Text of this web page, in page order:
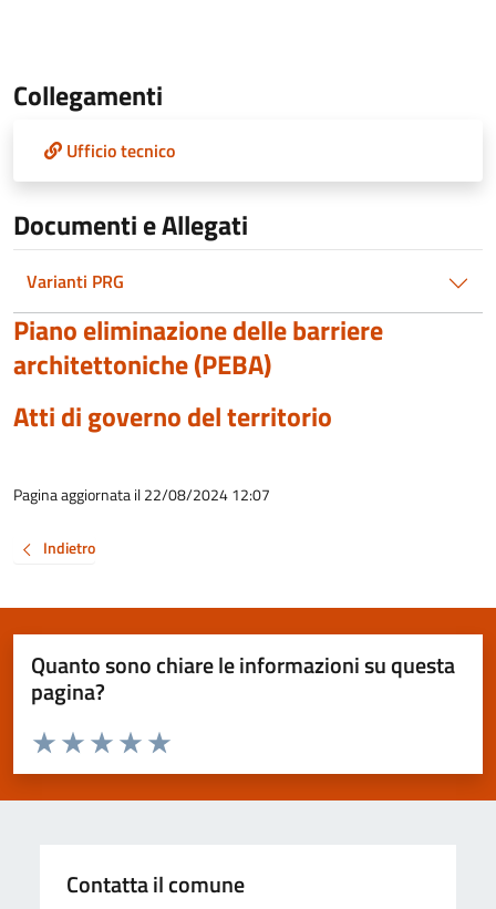
Collegamenti
Ufficio tecnico
Documenti e Allegati
Varianti PRG
Piano eliminazione delle barriere
architettoniche (PEBA)
Atti di governo del territorio
Pagina aggiornata il 22/08/2024 12:07
Indietro
Quanto sono chiare le informazioni su questa
pagina?
Valuta da 1 a 5 stelle la pagina
Valuta 5 stelle su 5
Valuta 4 stelle su 5
Valuta 3 stelle su 5
Valuta 2 stelle su 5
Valuta 1 stelle su 5
Contatta il comune